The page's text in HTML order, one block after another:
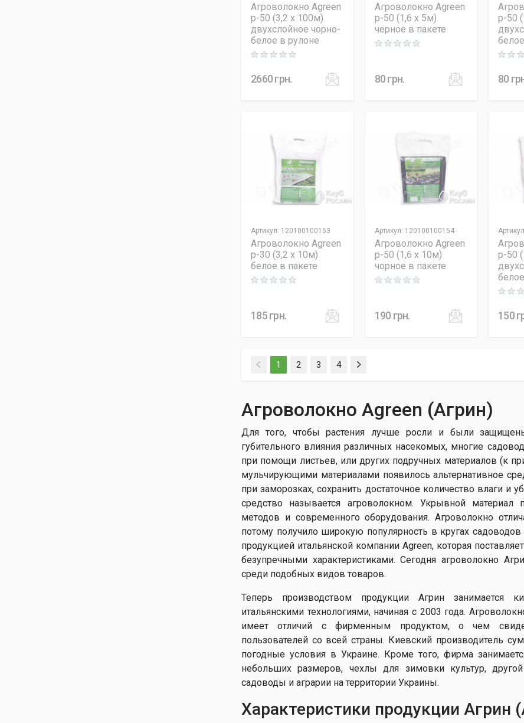
Агроволокно Agreen
p-50 (3,2 x 100м)
двухслойное чорно-
белое в рулоне
Rating: 0 out of 5
2660грн.
Агроволокно Agreen
p-50 (1,6 x 5м)
черное в пакете
Rating: 0 out of 5
80грн.
p-50
Rating:
80
Артикул: 120100100153
Агроволокно Agreen
p-30 (3,2 x 10м)
белое в пакете
Rating: 0 out of 5
185грн.
Артикул: 120100100154
Агроволокно Agreen
p-50 (1,6 x 10м)
чорное в пакете
Rating: 0 out of 5
190 грн.
Артикул
p-50
Rating:
150
1 (current)
2 3 4
Агроволокно Agreen (Агрин)
Для того, чтобы растения лучше росли и были
губительного влияния различных насекомых, многие
при помощи листьев, или других подручных материалов (к
мульчирующими материалами появилось альтернативное
при заморозках, сохранить достаточное количество влаги и
средство называется агроволокном. Укрывной
методов и современного оборудования. Агроволокно
потому получило широкую популярность в кругах
продукцией итальянской компании Agreen, которая
безупречными характеристиками. Сегодня агроволокно
среди подобных видов товаров.
Теперь производством продукции Агрин занимается
итальянскими технологиями, начиная с 2003 года.
имеет отличий с фирменным продуктом, о чем
пользователей со всей страны. Киевский производитель
погодные условия в Украине. Кроме того, фирма
небольших размеров, чехлы для зимовки культур,
садоводы и аграрии на территории Украины.
Характеристики продукции Агрин